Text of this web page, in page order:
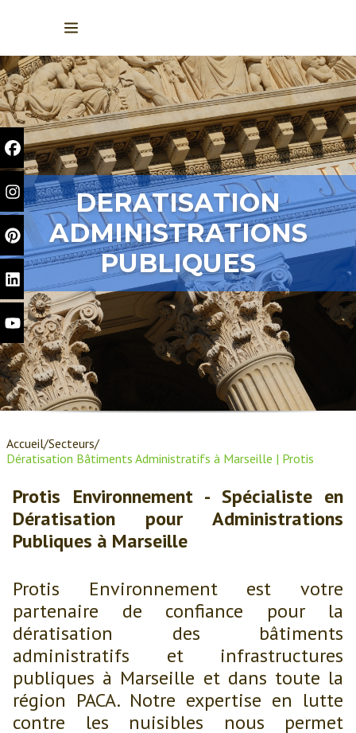
DERATISATION
ADMINISTRATIONS
PUBLIQUES
Accueil Secteurs
Dératisation Bâtiments Administratifs à Marseille | Protis
Protis Environnement - Spécialiste en
Dératisation pour Administrations
Publiques à Marseille
Protis Environnement est votre
partenaire de confiance pour la
dératisation des bâtiments
administratifs et infrastructures
publiques à Marseille et dans toute la
région PACA. Notre expertise en lutte
contre les nuisibles nous permet